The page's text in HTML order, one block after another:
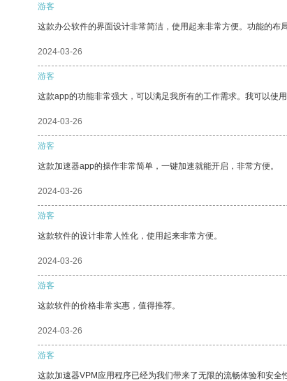
游客
这款办公软件的界面设计非常简洁，使用起来非常方便。功能的布
2024-03-26
游客
这款app的功能非常强大，可以满足我所有的工作需求。我可以使
2024-03-26
游客
这款加速器app的操作非常简单，一键加速就能开启，非常方便。
2024-03-26
游客
这款软件的设计非常人性化，使用起来非常方便。
2024-03-26
游客
这款软件的价格非常实惠，值得推荐。
2024-03-26
游客
这款加速器VPM应用程序已经为我们带来了无限的流畅体验和安全